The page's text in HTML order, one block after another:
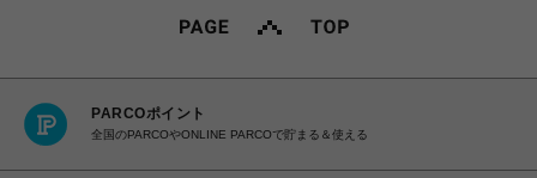
PARCOポイント
全国のPARCOやONLINE PARCOで貯まる＆使える